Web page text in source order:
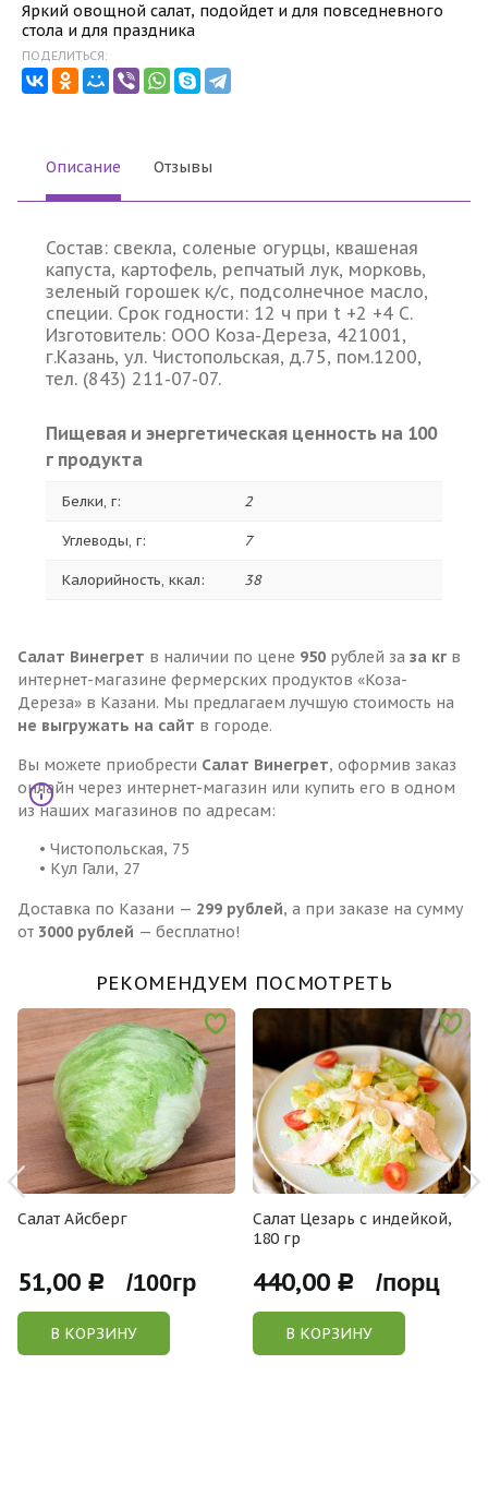
Яркий овощной салат, подойдет и для повседневного
стола и для праздника
ПОДЕЛИТЬСЯ:
Описание Отзывы
Состав: свекла, соленые огурцы, квашеная
капуста, картофель, репчатый лук, морковь,
зеленый горошек к/с, подсолнечное масло,
специи. Срок годности: 12 ч при t +2 +4 C.
Изготовитель: ООО Коза-Дереза, 421001,
г.Казань, ул. Чистопольская, д.75, пом.1200,
тел. (843) 211-07-07.
Пищевая и энергетическая ценность на 100
г продукта
Белки, г: 2
Углеводы, г: 7
Калорийность, ккал: 38
Салат Винегрет в наличии по цене 950 рублей за за кг в
интернет-магазине фермерских продуктов «Коза-
Дереза» в Казани. Мы предлагаем лучшую стоимость на
не выгружать на сайт в городе.
Вы можете приобрести Салат Винегрет, оформив заказ
онлайн через интернет-магазин или купить его в одном
из наших магазинов по адресам:
• Чистопольская, 75
• Кул Гали, 27
Доставка по Казани — 299 рублей, а при заказе на сумму
от 3000 рублей — бесплатно!
РЕКОМЕНДУЕМ ПОСМОТРЕТЬ
Салат Айсберг
51,00 Р /100гр
В КОРЗИНУ
Салат Цезарь с индейкой,
180 гр
440,00 Р /порц
В КОРЗИНУ